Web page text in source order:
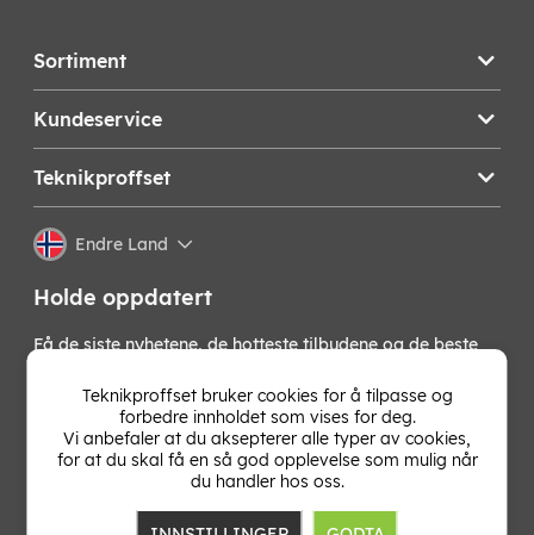
Sortiment
Kundeservice
Teknikproffset
Endre Land
Holde oppdatert
Få de siste nyhetene, de hotteste tilbudene og de beste
nyhetsbrev!
OK
Teknikproffset bruker cookies for å tilpasse og
forbedre innholdet som vises for deg.
Vi anbefaler at du aksepterer alle typer av cookies,
for at du skal få en så god opplevelse som mulig når
du handler hos oss.